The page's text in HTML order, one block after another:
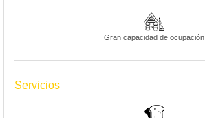
Gran capacidad de ocupación
Servicios